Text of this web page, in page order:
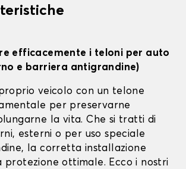
efficacemente i teloni per auto
e barriera antigrandine)
veicolo con un telone
per preservarne
la vita. Che si tratti di
esterni o per uso speciale
la corretta installazione
protezione ottimale. Ecco i nostri